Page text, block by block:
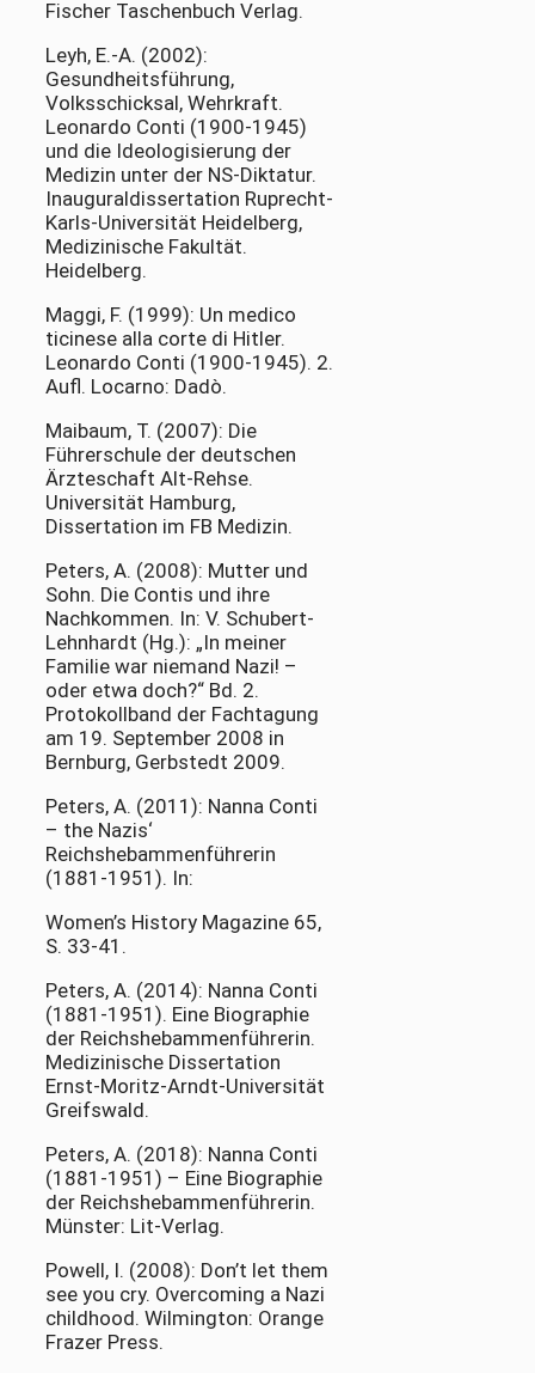
Fischer Taschenbuch Verlag.
Leyh, E.-A. (2002):
Gesundheitsführung,
Volksschicksal, Wehrkraft.
Leonardo Conti (1900-1945)
und die Ideologisierung der
Medizin unter der NS-Diktatur.
Inauguraldissertation Ruprecht-
Karls-Universität Heidelberg,
Medizinische Fakultät.
Heidelberg.
Maggi, F. (1999): Un medico
ticinese alla corte di Hitler.
Leonardo Conti (1900-1945). 2.
Aufl. Locarno: Dadò.
Maibaum, T. (2007): Die
Führerschule der deutschen
Ärzteschaft Alt-Rehse.
Universität Hamburg,
Dissertation im FB Medizin.
Peters, A. (2008): Mutter und
Sohn. Die Contis und ihre
Nachkommen. In: V. Schubert-
Lehnhardt (Hg.): „In meiner
Familie war niemand Nazi! –
oder etwa doch?“ Bd. 2.
Protokollband der Fachtagung
am 19. September 2008 in
Bernburg, Gerbstedt 2009.
Peters, A. (2011): Nanna Conti
– the Nazis‘
Reichshebammenführerin
(1881-1951). In:
Women’s History Magazine 65,
S. 33-41.
Peters, A. (2014): Nanna Conti
(1881-1951). Eine Biographie
der Reichshebammenführerin.
Medizinische Dissertation
Ernst-Moritz-Arndt-Universität
Greifswald.
Peters, A. (2018): Nanna Conti
(1881-1951) – Eine Biographie
der Reichshebammenführerin.
Münster: Lit-Verlag.
Powell, I. (2008): Don’t let them
see you cry. Overcoming a Nazi
childhood. Wilmington: Orange
Frazer Press.